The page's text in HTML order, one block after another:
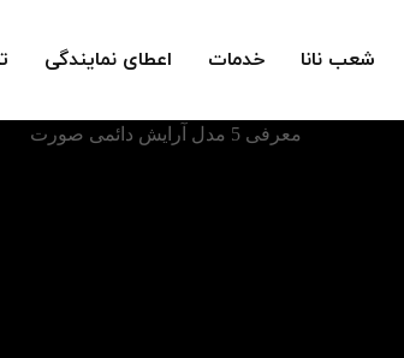
شعب نانا خدمات اعطای نمایندگی